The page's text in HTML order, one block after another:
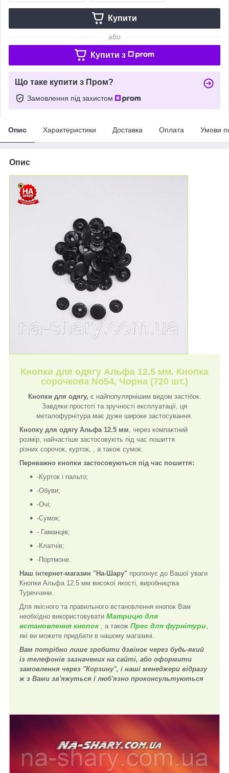
Купити
або
Купити з
Що таке купити з Пром?
Замовлення під захистом
Опис Характеристики Доставка Оплата Умови
Опис
Кнопки для одягу Альфа 12.5 мм. Кнопка
сорочкова No54, Чорна (720 шт.)
Кнопки для одягу, є найпопулярнішим видом застібок.
Завдяки простоті та зручності експлуатації, ця
металофурнітура має дуже широке застосування.
Кнопку для одягу Альфа 12.5 мм , через компактний
розмір, найчастіше застосовують під час пошиття
різних сорочок, курток, , а також сумок.
Переважно кнопки застосовуються під час пошиття:
-Курток і пальто;
-Обуви;
-Очі;
-Сумок;
- Гаманців;
-Клатчів;
-Портмоне.
Наш інтернет-магазин "На-Шару" пропонує до Вашої уваги
Кнопки Альфа 12.5 мм високої якості, виробництва
Туреччини.
Для якісного та правильного встановлення кнопок Вам
необхідно використовувати Матрицю для
встановлення кнопок, а також Прес для фурнітури
які ви можете придбати в нашому магазині.
Вам потрібно лише зробити дзвінок через будь-який
із телефонів зазначених на сайті, або оформити
замовлення через "Корзину", і наші менеджери відразу
ж з Вами зв'яжуться і люб'язно проконсультуються